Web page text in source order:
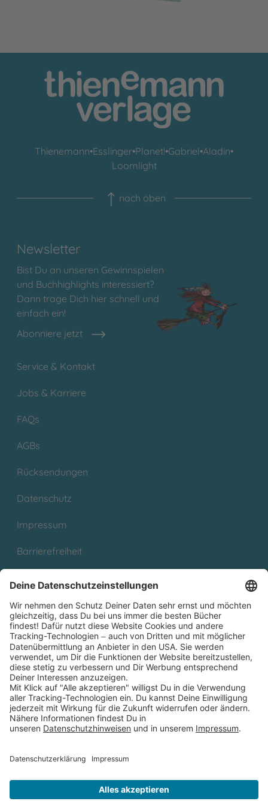
Thienemann•Esslinger•Planet!•Gabriel•Aladin•
Loomlight
nach oben
Newsletter
Bist Du an unseren Gewinnspielen
und Buchhighlights interessiert?
Dann trage Dich hier schnell und
einfach ein!
Abonniere jetzt
Service & Kontakt
Jobs & Karriere
FAQs
AGBs
Rücksendungen
Datenschutz
Impressum
Barrierefreiheit
Partnerprogramm (Affiliate)
Folge uns auf
* Versandkostenfrei ab 9,00 € Bestellwert innerhalb
Deutschlands
** Lieferzeit 1-3 Werktage innerhalb Deutschlands
Thienemann-Esslinger Verlag GmbH, Blumenstraße 36, D-70182